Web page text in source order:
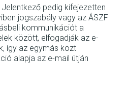
Jelentkező pedig kifejezetten
jogszabály vagy az ÁSZF
kommunikációt a
között, elfogadják az e-
így az egymás közt
alapja az e-mail útján